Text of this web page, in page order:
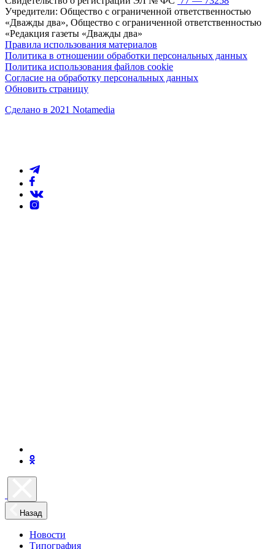
Учредители: Общество с ограниченной ответственностью
«Дважды два», Общество с ограниченной ответственностью
«Редакция газеты «Дважды два»
Правила использования материалов
Политика в отношении обработки персональных данных
Политика использования файлов cookie
Согласие на обработку персональных данных
Обновить страницу
Сделано в 2021 Notamedia
Назад
Новости
Типография